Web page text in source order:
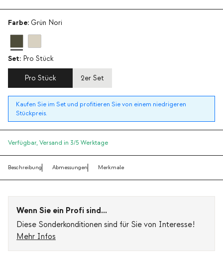
Farbe: Grün Nori
Set: Pro Stück
Pro Stück 2er Set
Kaufen Sie im Set und profitieren Sie von einem niedrigeren
Stückpreis.
Verfügbar, Versand in 3/5 Werktage
Beschreibung Abmessungen Merkmale
Wenn Sie ein Profi sind...
Diese Sonderkonditionen sind für Sie von Interesse!
Mehr Infos